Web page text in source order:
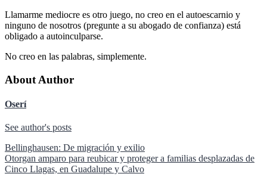
Llamarme mediocre es otro juego, no creo en el autoescarnio y
ninguno de nosotros (pregunte a su abogado de confianza) está
obligado a autoinculparse.
No creo en las palabras, simplemente.
About Author
Oserí
See author's posts
Navegación
de
Bellinghausen: De migración y exilio
Otorgan amparo para reubicar y proteger a familias desplazadas de
Cinco Llagas, en Guadalupe y Calvo